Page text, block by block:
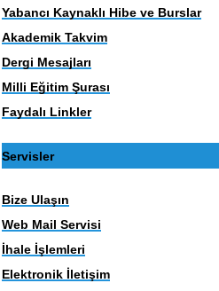
Yabancı Kaynaklı Hibe ve Burslar
Akademik Takvim
Dergi Mesajları
Milli Eğitim Şurası
Faydalı Linkler
Servisler
Bize Ulaşın
Web Mail Servisi
İhale İşlemleri
Elektronik İletişim